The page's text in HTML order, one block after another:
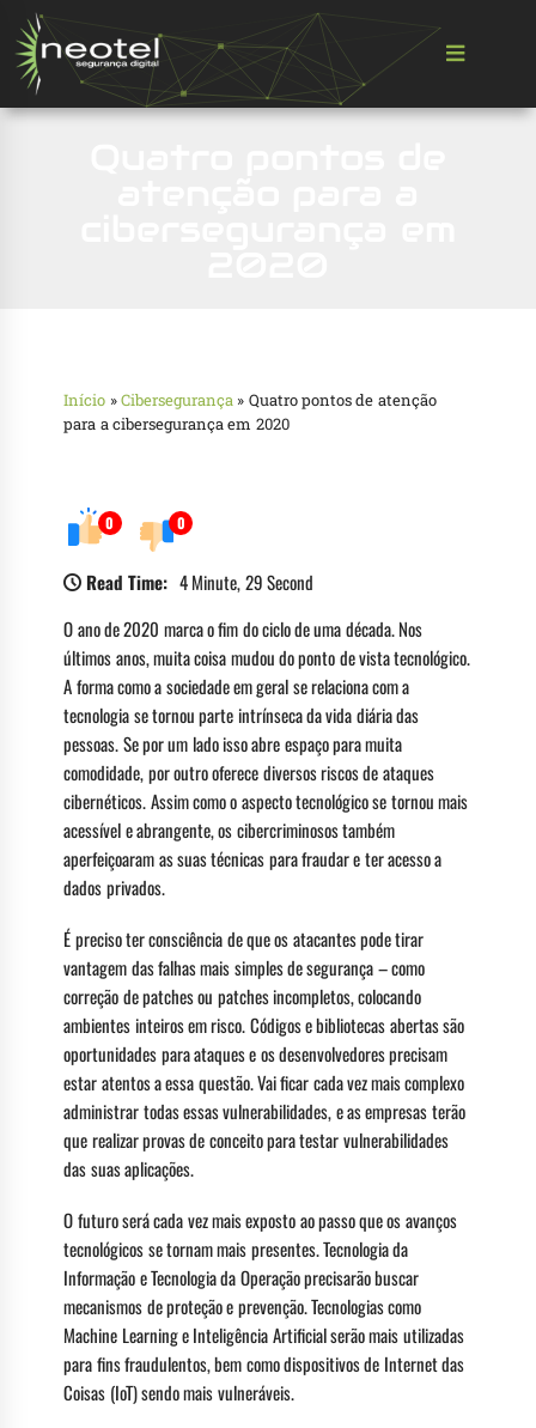
Início »Cibersegurança » Quatro pontos de atenção
para a cibersegurança em 2020
0 0
Read Time: 4 Minute, 29 Second
O ano de 2020 marca o fim do ciclo de uma década. Nos
últimos anos, muita coisa mudou do ponto de vista tecnológico.
A forma como a sociedade em geral se relaciona com a
tecnologia se tornou parte intrínseca da vida diária das
pessoas. Se por um lado isso abre espaço para muita
comodidade, por outro oferece diversos riscos de ataques
cibernéticos. Assim como o aspecto tecnológico se tornou mais
acessível e abrangente, os cibercriminosos também
aperfeiçoaram as suas técnicas para fraudar e ter acesso a
dados privados.
É preciso ter consciência de que os atacantes pode tirar
vantagem das falhas mais simples de segurança – como
correção de patches ou patches incompletos, colocando
ambientes inteiros em risco. Códigos e bibliotecas abertas são
oportunidades para ataques e os desenvolvedores precisam
estar atentos a essa questão. Vai ficar cada vez mais complexo
administrar todas essas vulnerabilidades, e as empresas terão
que realizar provas de conceito para testar vulnerabilidades
das suas aplicações.
O futuro será cada vez mais exposto ao passo que os avanços
tecnológicos se tornam mais presentes. Tecnologia da
Informação e Tecnologia da Operação precisarão buscar
mecanismos de proteção e prevenção. Tecnologias como
Machine Learning e Inteligência Artificial serão mais utilizadas
para fins fraudulentos, bem como dispositivos de Internet das
Coisas (IoT) sendo mais vulneráveis.